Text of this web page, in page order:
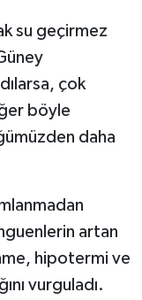
su geçirmez
çok
böyle
daha
artan
hipotermi ve
vurguladı.